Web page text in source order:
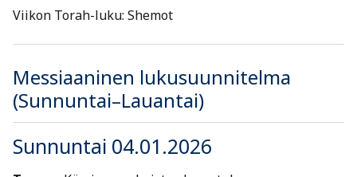
Viikon Torah-luku: Shemot
Messiaaninen lukusuunnitelma
(Sunnuntai–Lauantai)
Sunnuntai 04.01.2026